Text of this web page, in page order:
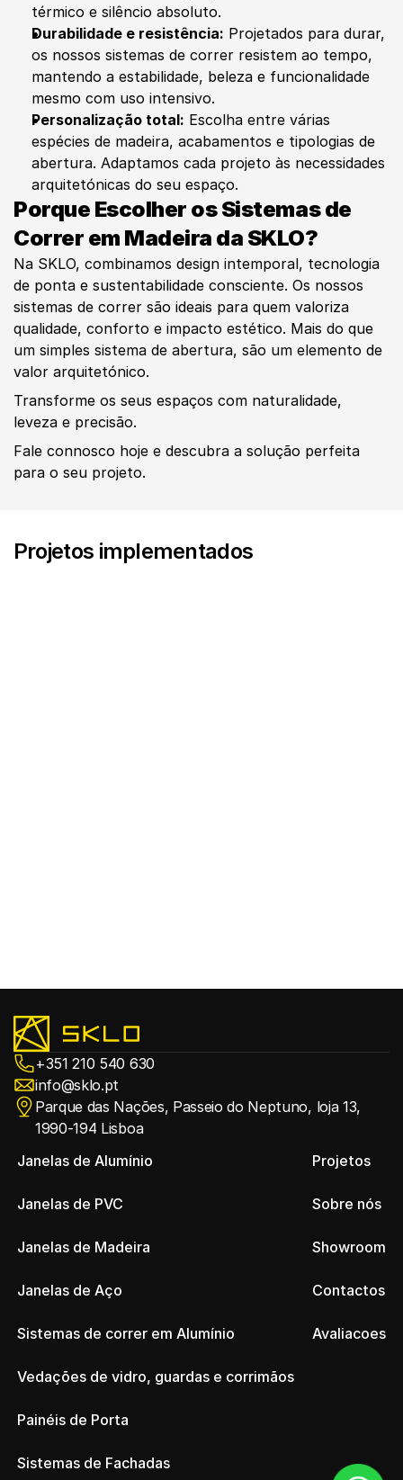
térmico e silêncio absoluto.
Durabilidade e resistência: Projetados para durar,
os nossos sistemas de correr resistem ao tempo,
mantendo a estabilidade, beleza e funcionalidade
mesmo com uso intensivo.
Personalização total: Escolha entre várias
espécies de madeira, acabamentos e tipologias de
abertura. Adaptamos cada projeto às necessidades
arquitetónicas do seu espaço.
Porque Escolher os Sistemas de
Correr em Madeira da SKLO?
Na SKLO, combinamos design intemporal, tecnologia
de ponta e sustentabilidade consciente. Os nossos
sistemas de correr são ideais para quem valoriza
qualidade, conforto e impacto estético. Mais do que
um simples sistema de abertura, são um elemento de
valor arquitetónico.
Transforme os seus espaços com naturalidade,
leveza e precisão.
Fale connosco hoje e descubra a solução perfeita
para o seu projeto.
Projetos implementados
+351 210 540 630
info@sklo.pt
Parque das Nações, Passeio do Neptuno, loja 13,
1990-194 Lisboa
Janelas de Alumínio
Janelas de PVC
Janelas de Madeira
Janelas de Aço
Sistemas de correr em Alumínio
Vedações de vidro, guardas e corrimãos
Painéis de Porta
Sistemas de Fachadas
Projetos
Sobre nós
Showroom
Contactos
Avaliacoes